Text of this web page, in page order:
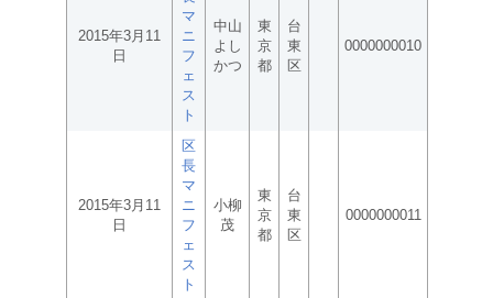
2015年3月11
日
マ
ニ
フ
ェ
ス
ト
中山
よし
かつ
東
京
都
台
東
区
0000000010
2015年3月11
日
区
長
マ
ニ
フ
ェ
ス
ト
小柳
茂
東
京
都
台
東
区
0000000011